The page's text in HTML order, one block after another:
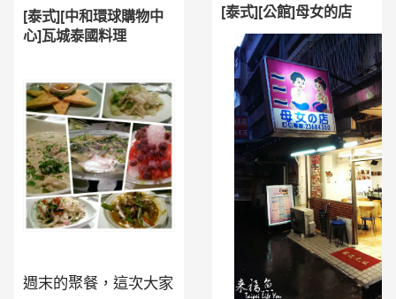
[泰式][公館]母女的店
[泰式][中和環球購物中
心]瓦城泰國料理
週末的聚餐，這次大家